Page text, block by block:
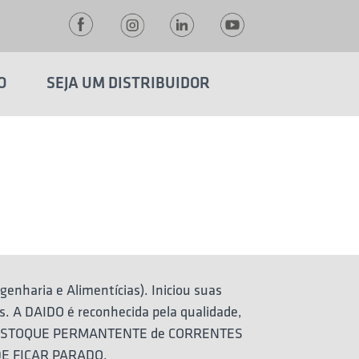
SEJA UM DISTRIBUIDOR
e Alimentícias). Iniciou suas
A DAIDO é reconhecida pela qualidade,
PERMANTENTE de CORRENTES